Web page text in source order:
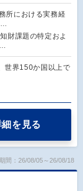
所における実務経
…
財課題の特定およ
世界150か国以上で
細を見る
間：26/08/05～26/08/18